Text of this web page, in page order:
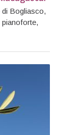
Bogliasco,
pianoforte,